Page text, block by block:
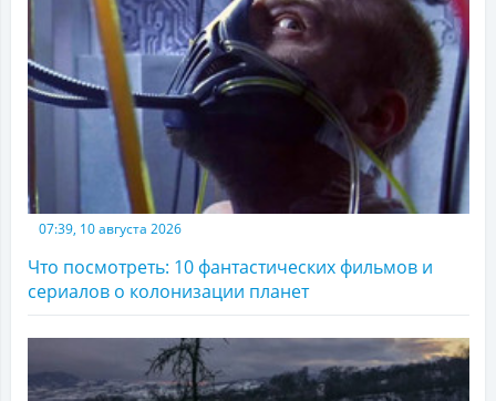
07:39, 10 августа 2026
Что посмотреть: 10 фантастических фильмов и
сериалов о колонизации планет